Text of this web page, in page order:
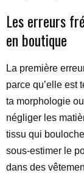
Les erreurs
en boutique
La première
parce qu’elle est
ta morphologie
négliger les
tissu qui
sous-estimer le
dans des